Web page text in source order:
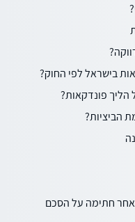
בישראל לפי החוק?
פונדקאות?
הביציות?
חתימה על הסכם